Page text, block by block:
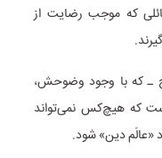
که موجب رضایت از
ـ که با وجود وضوحش،
که هیچ‌کس نمی‌تواند
«عالَم دین» شود.